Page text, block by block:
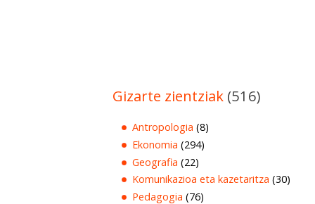
Gizarte zientziak (516)
Antropologia (8)
Ekonomia (294)
Geografia (22)
Komunikazioa eta kazetaritza (30)
Pedagogia (76)